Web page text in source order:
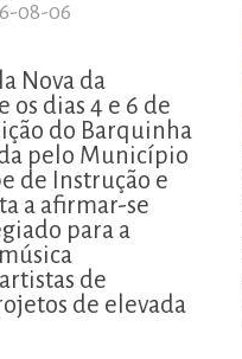
08-06
Nova da
os dias 4 e 6 de
do Barquinha
pelo Município
de Instrução e
a afirmar-se
para a
de
de elevada